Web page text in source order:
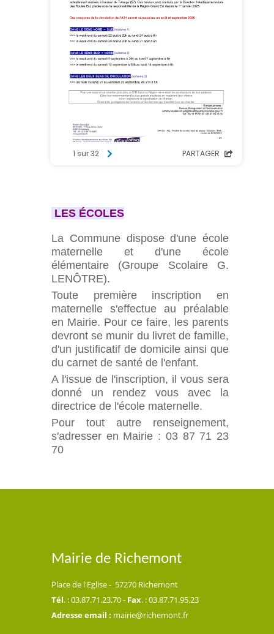
LES ÉCOLES
La Commune dispose d'une école
maternelle et d'une école
élémentaire (Groupe Scolaire G.
LENÔTRE).
Toute première inscription en
maternelle s'effectue au préalable
en Mairie. Pour ce faire, les parents
devront se munir du livret de famille,
d'un justificatif de domicile ainsi que
du carnet de santé de l'enfant.
A l'issue de l'inscription, il vous sera
donné un rendez vous avec la
directrice de l'école maternelle.
Pour tout autre renseignement,
s'adresser en Mairie : 03 87 71 23
70
Mairie de Richemont
Place de l'Eglise - 57270 Richemont
Tél. : 03.87.71.23.70 - Fax. : 03.87.71.95.23
Adresse email : mairie@richemont.fr